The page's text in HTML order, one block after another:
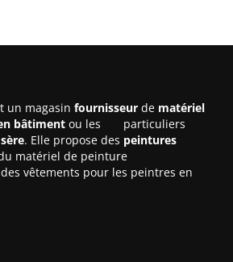
un magasin fournisseur de matériel
bâtiment ou les particuliers
. Elle propose des peintures
matériel de peinture
vêtements pour les peintres en